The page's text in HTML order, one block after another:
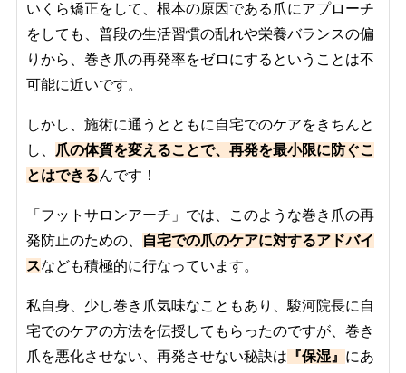
いくら矯正をして、根本の原因である爪にアプローチ
をしても、普段の生活習慣の乱れや栄養バランスの偏
りから、巻き爪の再発率をゼロにするということは不
可能に近いです。
しかし、施術に通うとともに自宅でのケアをきちんと
し、 爪の体質を変えることで、再発を最小限に防ぐこ
とはできるんです！
「フットサロンアーチ」では、このような巻き爪の再
発防止のための、
自宅での爪のケアに対するアドバイ
スなども積極的に行なっています。
私自身、少し巻き爪気味なこともあり、駿河院長に自
宅でのケアの方法を伝授してもらったのですが、巻き
爪を悪化させない、再発させない秘訣は 『保湿』 にあ